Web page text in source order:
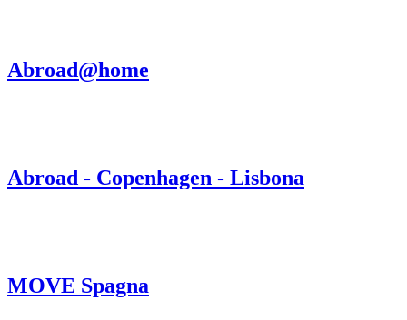
Abroad@home
Abroad - Copenhagen - Lisbona
MOVE Spagna